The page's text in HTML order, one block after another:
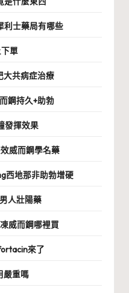
利士藥局有哪些
單
大共病症治療
鋼持久+助勃
發揮效果
威而鋼學名藥
西地那非助勃增硬
人壯陽藥
威而鋼哪裡買
來了
嚴重嗎